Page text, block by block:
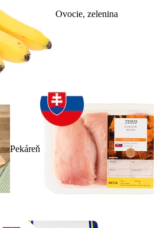
Ovocie, zelenina
Pekáreň